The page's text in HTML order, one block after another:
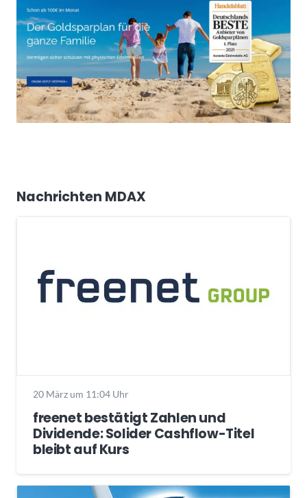
Nachrichten MDAX
20 März um 11:04 Uhr
freenet bestätigt Zahlen und
Dividende: Solider Cashflow-Titel
bleibt auf Kurs